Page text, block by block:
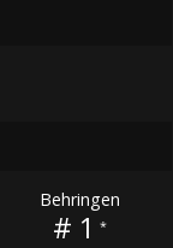
Behringen
# 1 *